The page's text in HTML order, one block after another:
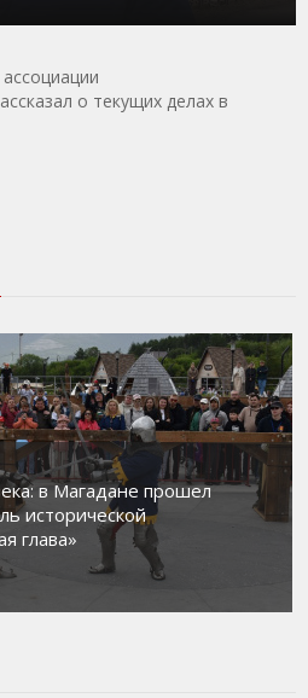
о текущих делах в
в Магадане прошел
исторической
глава»